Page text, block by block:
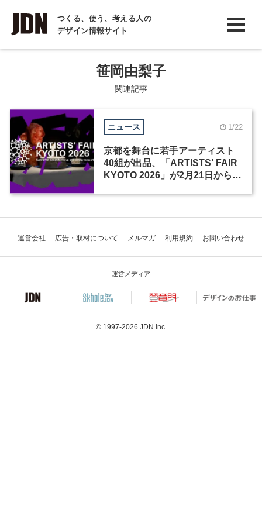
つくる、使う、考える人の
デザイン情報サイト
INTERVIEW
インタビュー
COLUMN
コラム
笹岡由梨子
関連記事
ニュース 1/22
京都を舞台に若手アーティスト
40組が出品、「ARTISTS’ FAIR
KYOTO 2026」が2月21日から開
運営会社 広告・取材について メルマガ 利用規約 お問い合わせ
運営メディア
© 1997-2026 JDN Inc.